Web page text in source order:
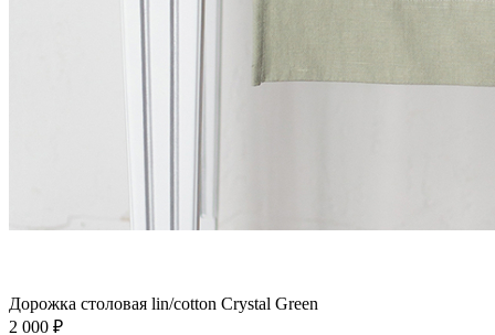
Дорожка столовая lin/cotton Crystal Green
2 000 ₽